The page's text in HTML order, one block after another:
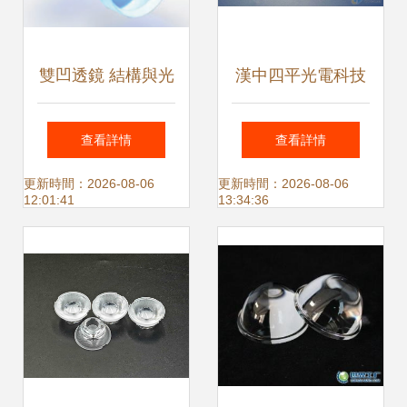
雙凹透鏡 結構與光
學特性解析
查看詳情
更新時間：2026-08-06
12:01:41
漢中四平光電科技
有限責任公司 全面
解析光學透鏡類型
查看詳情
更新時間：2026-08-06
13:34:36